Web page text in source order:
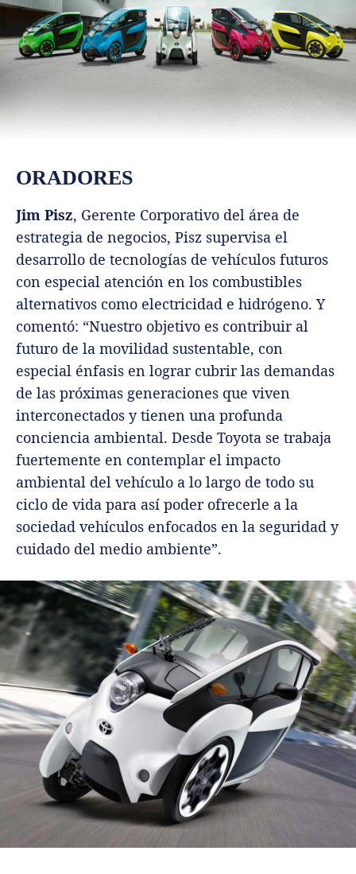
ORADORES
Jim Pisz, Gerente Corporativo del área de
estrategia de negocios, Pisz supervisa el
desarrollo de tecnologías de vehículos futuros
con especial atención en los combustibles
alternativos como electricidad e hidrógeno. Y
comentó: “Nuestro objetivo es contribuir al
futuro de la movilidad sustentable, con
especial énfasis en lograr cubrir las demandas
de las próximas generaciones que viven
interconectados y tienen una profunda
conciencia ambiental. Desde Toyota se trabaja
fuertemente en contemplar el impacto
ambiental del vehículo a lo largo de todo su
ciclo de vida para así poder ofrecerle a la
sociedad vehículos enfocados en la seguridad y
cuidado del medio ambiente”.